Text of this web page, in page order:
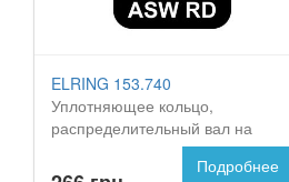
ELRING 153.740
Уплотняющее кольцо,
распределительный вал на
Подробнее